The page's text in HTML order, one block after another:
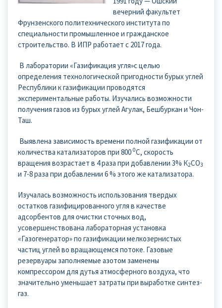
вечерний факультет
Фрунзенского политехнического института по
специальности промышленное и гражданское
строительство. В ИПР работает с 2017 года.
В лаборатории «Газификация угля»с целью
определения технологической пригодности бурых углей
Республики к газификации проводятся
экспериментальные работы. Изучались возможности
получения газов из бурых углей Агулак, Бешбуркан и Чон-
Таш.
Выявлена зависимость времени полной газификации от
количества катализаторов при 800 0С, скорость
вращения возрастает в 4 раза при добавлении 3% К2СО3
и 7-8 раза при добавлении 6 % этого же катализатора.
Изучалась возможность использования твердых
остатков газифицированного угля в качестве
адсорбентов для очистки сточных вод,
усовершенствована лабораторная установка
«Газогенератор» по газификации мелкозернистых
частиц углей во вращающемся потоке. Газовые
резервуары заполняемые азотом заменены
компрессором для дутья атмосферного воздуха, что
значительно уменьшает затраты при выработке синтез-
газ.